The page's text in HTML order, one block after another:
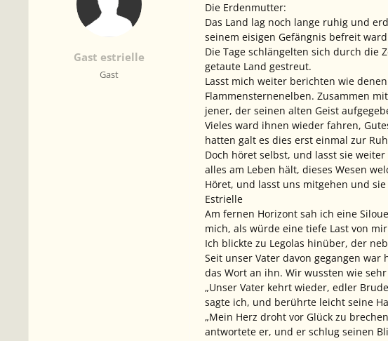
Gast estrielle
Gast
Die Erdenmutter:
Das Land lag noch lange ruhig und
seinem eisigen Gefängnis befreit
Die Tage schlängelten sich durch die
getaute Land gestreut.
Lasst mich weiter berichten wie
Flammensternenelben. Zusammen
jener, der seinen alten Geist
Vieles ward ihnen wieder fahren,
hatten galt es dies erst einmal zur
Doch höret selbst, und lasst sie
alles am Leben hält, dieses Wesen
Höret, und lasst uns mitgehen und
Estrielle
Am fernen Horizont sah ich eine
mich, als würde eine tiefe Last von
Ich blickte zu Legolas hinüber, der
Seit unser Vater davon gegangen
das Wort an ihn. Wir wussten wie
„Unser Vater kehrt wieder, edler
sagte ich, und berührte leicht seine
„Mein Herz droht vor Glück zu
antwortete er, und er schlug seinen